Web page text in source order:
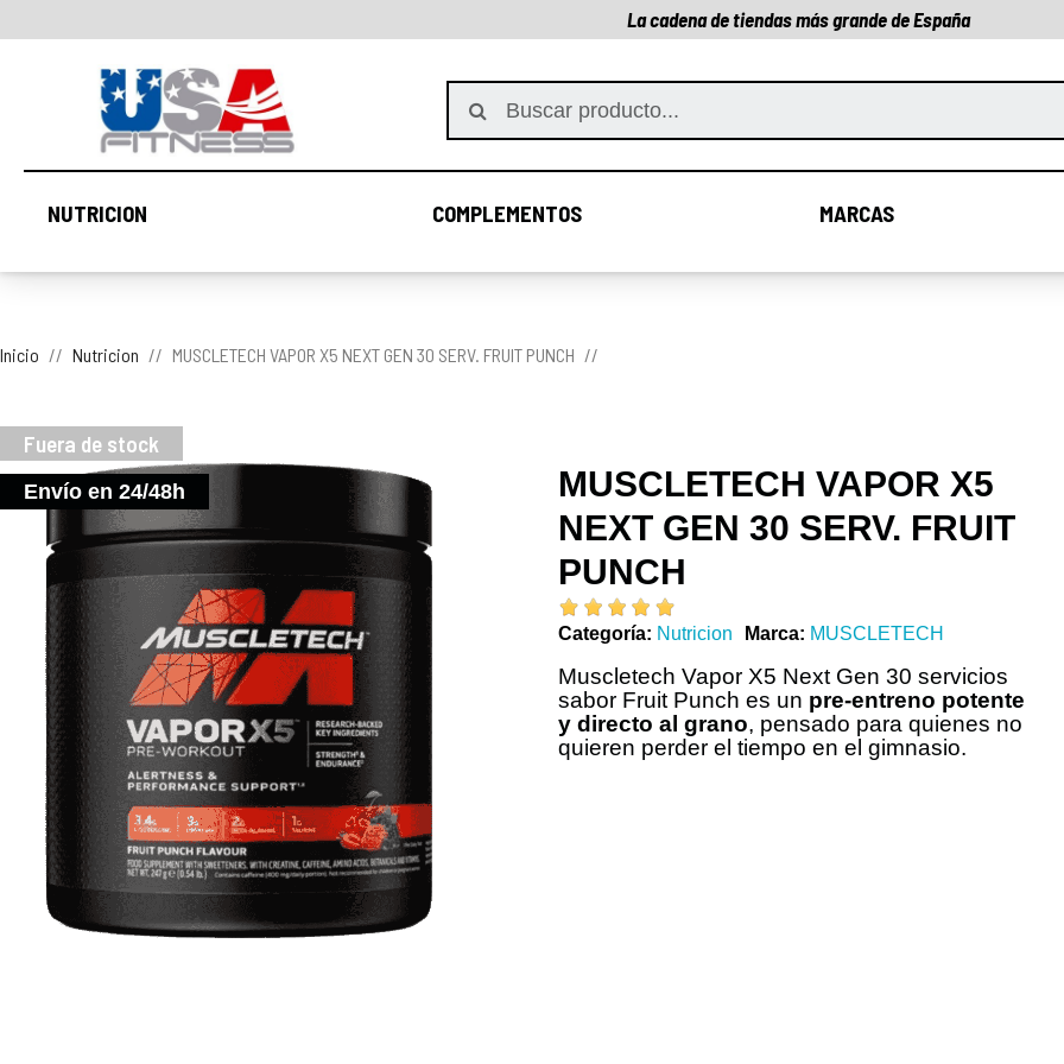
La cadena de tiendas más grande de España
NUTRICION COMPLEMENTOS MARCAS
COMPLEMENTOS MARCAS
Inicio Nutricion MUSCLETECH VAPOR X5 NEXT GEN 30 SERV. FRUIT PUNCH
Fuera de stock
Envío en 24/48h
MUSCLETECH VAPOR X5
NEXT GEN 30 SERV. FRUIT
PUNCH
Categoría Nutricion Marca MUSCLETECH
Muscletech Vapor X5 Next Gen 30 servicios
sabor Fruit Punch es un pre-entreno potente
y directo al grano, pensado para quienes no
quieren perder el tiempo en el gimnasio.